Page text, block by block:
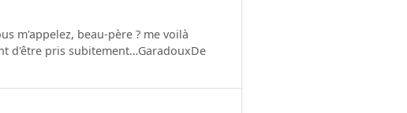
m'appelez, beau-père ? me voilà
d'être pris subitement…GaradouxDe